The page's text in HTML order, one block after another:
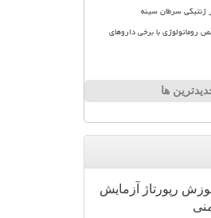
ژنتیکی سرطان سینه
با برخی داروهای
ها
رپورتاژ
آزمایش